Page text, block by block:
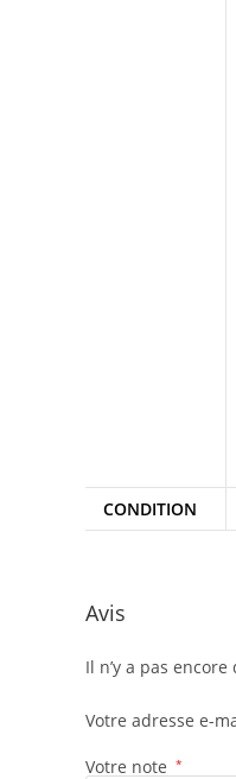
CONDITION
Avis
Il n’y a pas encore
Votre adresse e-
Votre note *